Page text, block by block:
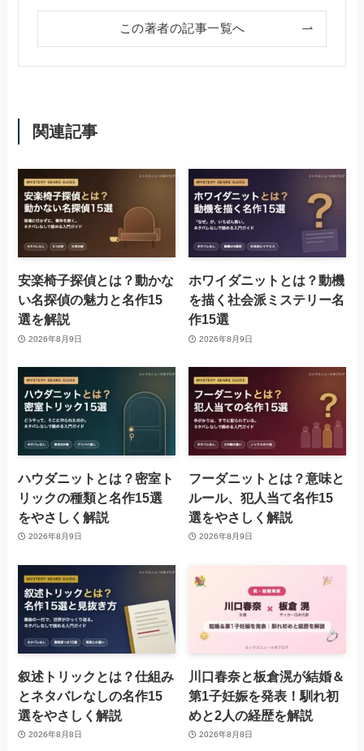
この著者の記事一覧へ
関連記事
安楽椅子探偵とは？動かな
い名探偵の魅力と名作15
選を解説
2026年8月9日
ホワイダニットとは？動機
を描く社会派ミステリー名
作15選
2026年8月9日
ハウダニットとは？密室ト
リックの種類と名作15選
をやさしく解説
2026年8月9日
フーダニットとは？意味と
ルール、犯人当て名作15
選をやさしく解説
2026年8月9日
叙述トリックとは？仕組み
とネタバレなしの名作15
選をやさしく解説
2026年8月8日
川口春奈と板倉滉が結婚＆
第1子妊娠を発表！馴れ初
めと2人の経歴を解説
2026年8月8日